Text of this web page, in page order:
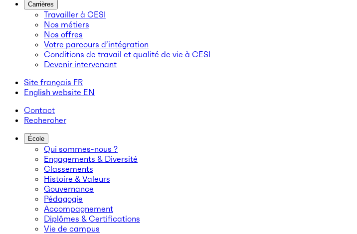
Carrières
Travailler à CESI
Nos métiers
Nos offres
Votre parcours d’intégration
Conditions de travail et qualité de vie à CESI
Devenir intervenant
Site français FR
English website EN
Contact
Rechercher
École
Qui sommes-nous ?
Engagements & Diversité
Classements
Histoire & Valeurs
Gouvernance
Pédagogie
Accompagnement
Diplômes & Certifications
Vie de campus